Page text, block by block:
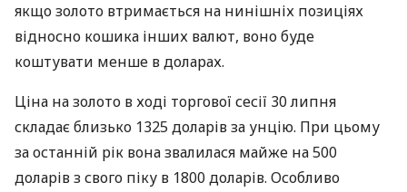
якщо золото втримається на нинішніх позиціях
відносно кошика інших валют, воно буде
коштувати менше в доларах.
Ціна на золото в ході торгової сесії 30 липня
складає близько 1325 доларів за унцію. При цьому
за останній рік вона звалилася майже на 500
доларів з свого піку в 1800 доларів. Особливо